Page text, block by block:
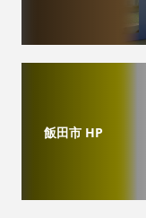
飯田市 HP